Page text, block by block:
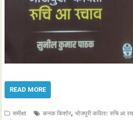
READ MORE
समीक्षा कनक किशोर,भोजपुरी कविता: रुचि आ